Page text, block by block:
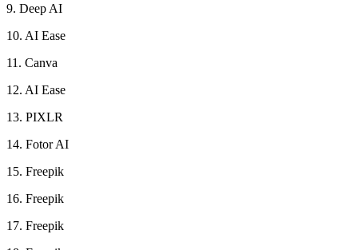
9. Deep AI
10. AI Ease
11. Canva
12. AI Ease
13. PIXLR
14. Fotor AI
15. Freepik
16. Freepik
17. Freepik